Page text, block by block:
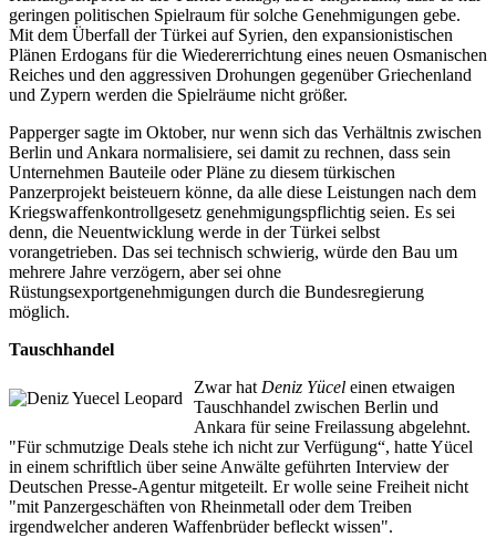
geringen politischen Spielraum für solche Genehmigungen gebe.
Mit dem Überfall der Türkei auf Syrien, den expansionistischen
Plänen Erdogans für die Wiedererrichtung eines neuen Osmanischen
Reiches und den aggressiven Drohungen gegenüber Griechenland
und Zypern werden die Spielräume nicht größer.
Papperger sagte im Oktober, nur wenn sich das Verhältnis zwischen
Berlin und Ankara normalisiere, sei damit zu rechnen, dass sein
Unternehmen Bauteile oder Pläne zu diesem türkischen
Panzerprojekt beisteuern könne, da alle diese Leistungen nach dem
Kriegswaffenkontrollgesetz genehmigungspflichtig seien. Es sei
denn, die Neuentwicklung werde in der Türkei selbst
vorangetrieben. Das sei technisch schwierig, würde den Bau um
mehrere Jahre verzögern, aber sei ohne
Rüstungsexportgenehmigungen durch die Bundesregierung
möglich.
Tauschhandel
Zwar hat Deniz Yücel einen etwaigen
Tauschhandel zwischen Berlin und
Ankara für seine Freilassung abgelehnt.
"Für schmutzige Deals stehe ich nicht zur Verfügung“, hatte Yücel
in einem schriftlich über seine Anwälte geführten Interview der
Deutschen Presse-Agentur mitgeteilt. Er wolle seine Freiheit nicht
"mit Panzergeschäften von Rheinmetall oder dem Treiben
irgendwelcher anderen Waffenbrüder befleckt wissen".